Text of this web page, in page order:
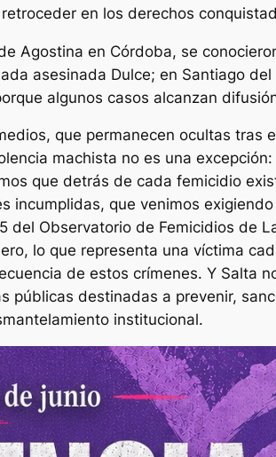
en los derechos
Agostina en Córdoba, se
asesinada Dulce; en Santiago
algunos casos alcanzan
que permanecen ocultas tras
machista no es una
que detrás de cada femicidio
incumplidas, que venimos
Observatorio de Femicidios de
lo que representa una víctima
de estos crímenes. Y Salta
públicas destinadas a prevenir,
institucional.